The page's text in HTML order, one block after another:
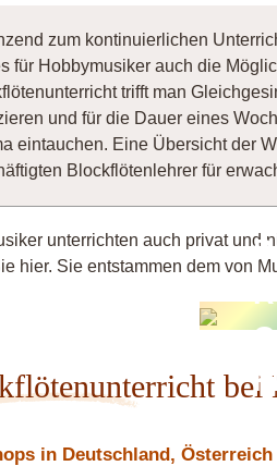
zum kontinuierlichen
für Hobbymusiker auch die
trifft man
und für die Dauer eines
eintauchen. Eine Übersicht der
Blockflötenlehrer für
unterrichten auch privat und
hier. Sie entstammen dem von
in Deutschland,